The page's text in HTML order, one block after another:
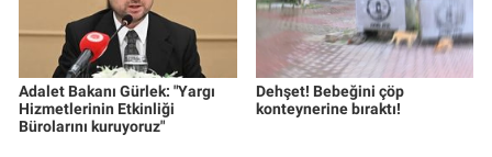
Adalet Bakanı Gürlek: "Yargı
Hizmetlerinin Etkinliği
Bürolarını kuruyoruz"
Dehşet! Bebeğini çöp
konteynerine bıraktı!